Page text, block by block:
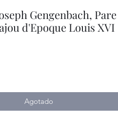
Gengenbach, Pare
d'Epoque Louis XVI
Agotado